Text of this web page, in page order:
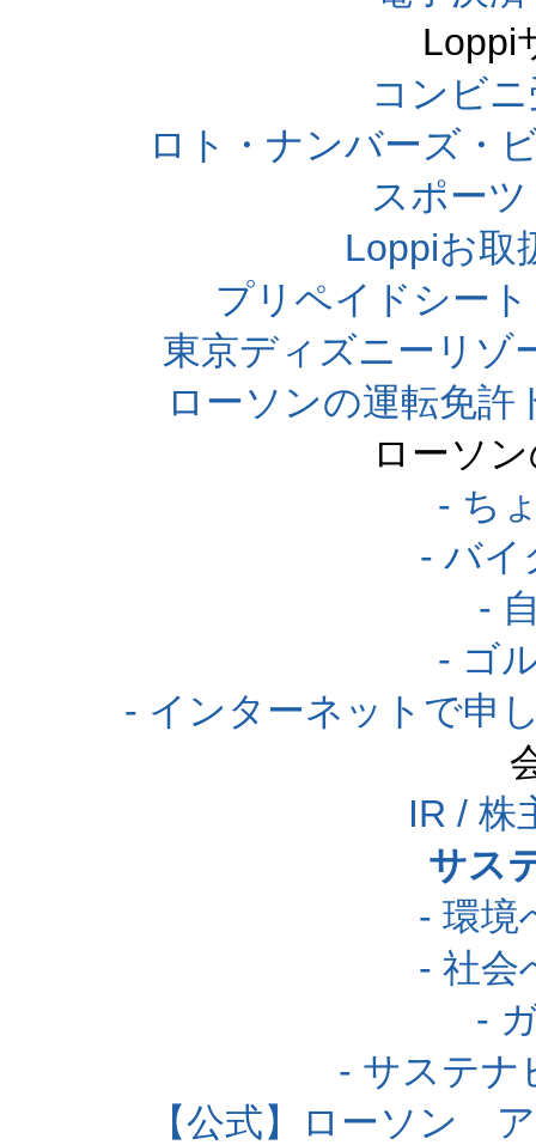
Loppi
コンビ
ロト・ナンバーズ・
スポー
Loppiお取
プリペイドシー
東京ディズニーリゾ
ローソンの運転免
ローソ
- ち
- バイ
-
- ゴ
- インターネットで申
IR / 株
サス
- 環境
- 社会
-
- サステナ
【公式】ローソン